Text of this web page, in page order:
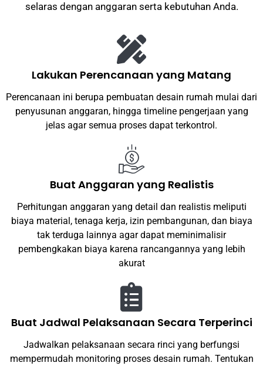
selaras dengan anggaran serta kebutuhan Anda.
Lakukan Perencanaan yang Matang
Perencanaan ini berupa pembuatan desain rumah mulai dari
penyusunan anggaran, hingga timeline pengerjaan yang
jelas agar semua proses dapat terkontrol.
Buat Anggaran yang Realistis
Perhitungan anggaran yang detail dan realistis meliputi
biaya material, tenaga kerja, izin pembangunan, dan biaya
tak terduga lainnya agar dapat meminimalisir
pembengkakan biaya karena rancangannya yang lebih
akurat
Buat Jadwal Pelaksanaan Secara Terperinci
Jadwalkan pelaksanaan secara rinci yang berfungsi
mempermudah monitoring proses desain rumah. Tentukan